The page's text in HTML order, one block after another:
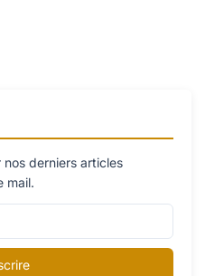
derniers articles
mail.